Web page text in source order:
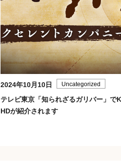
2024年10月10日 Uncategorized
テレビ東京「知られざるガリバー」で
HDが紹介されます